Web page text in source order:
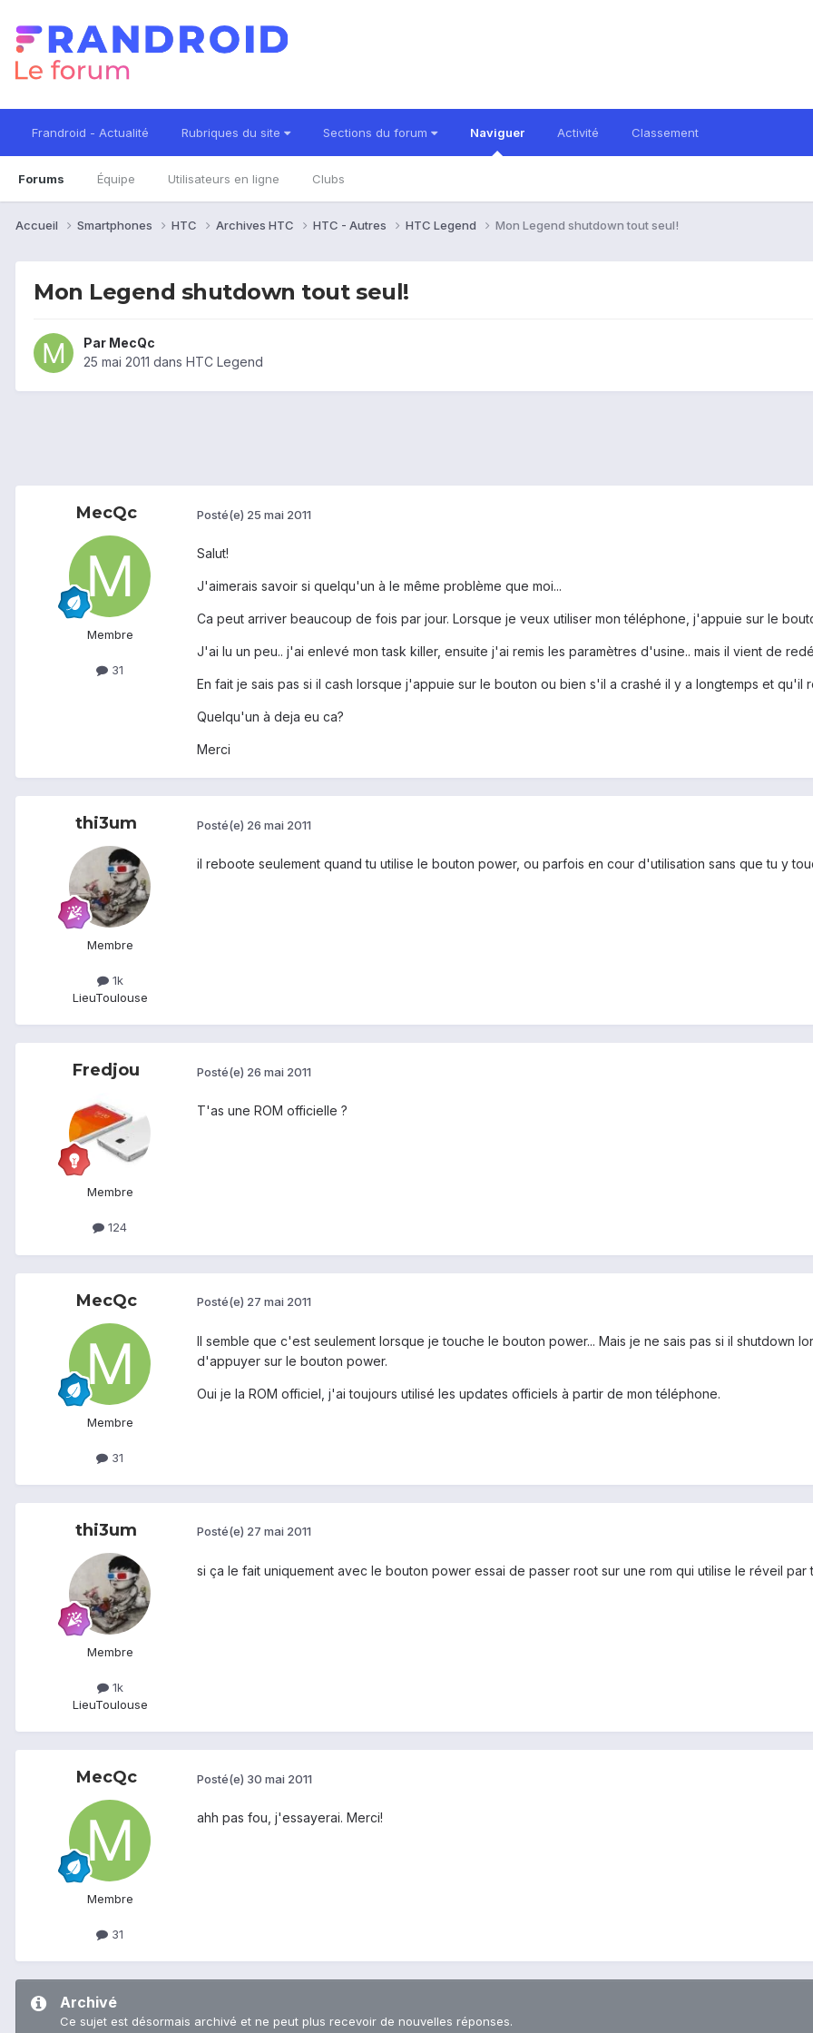
Frandroid - Actualité Rubriques du site Sections du forum Naviguer
Forums Équipe Utilisateurs en ligne Clubs
Activité Classement
Accueil Smartphones HTC Archives HTC HTC - Autres HTC Legend Mon Legend shutdown tout seul!
Mon Legend shutdown tout seul!
Par MecQc
25 mai 2011 dans HTC Legend
MecQc
Membre
31
Posté(e) 25 mai 2011
Salut!
J'aimerais savoir si quelqu'un à le même problème que moi...
Ca peut arriver beaucoup de fois par jour. Lorsque je veux utiliser mon téléphone, j'appuie sur le
J'ai lu un peu.. j'ai enlevé mon task killer, ensuite j'ai remis les paramètres d'usine.. mais il vient de
En fait je sais pas si il cash lorsque j'appuie sur le bouton ou bien s'il a crashé il y a longtemps et qu'il
Quelqu'un à deja eu ca?
Merci
thi3um
Membre
1k
LieuToulouse
Posté(e) 26 mai 2011
il reboote seulement quand tu utilise le bouton power, ou parfois en cour d'utilisation sans que tu y
Fredjou
Membre
124
Posté(e) 26 mai 2011
T'as une ROM officielle ?
MecQc
Membre
31
Posté(e) 27 mai 2011
Il semble que c'est seulement lorsque je touche le bouton power... Mais je ne sais pas si il shutdown
d'appuyer sur le bouton power.
Oui je la ROM officiel, j'ai toujours utilisé les updates officiels à partir de mon téléphone.
thi3um
Membre
1k
LieuToulouse
Posté(e) 27 mai 2011
si ça le fait uniquement avec le bouton power essai de passer root sur une rom qui utilise le réveil par
MecQc
Membre
31
Posté(e) 30 mai 2011
ahh pas fou, j'essayerai. Merci!
Archivé
Ce sujet est désormais archivé et ne peut plus recevoir de nouvelles réponses.